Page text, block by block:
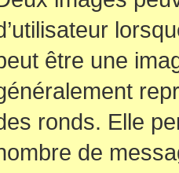
être une
ronds. Elle
de